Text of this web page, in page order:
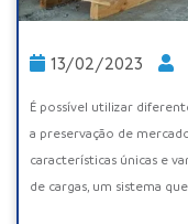
13/02/2023
É possível utilizar
a preservação de
características únicas e
de cargas, um sistema